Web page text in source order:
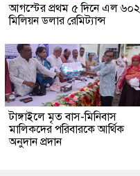
আগস্টের প্রথম ৫ দিনে এল ৬০২
মিলিয়ন ডলার রেমিট্যান্স
টাঙ্গাইলে মৃত বাস-মিনিবাস
মালিকদের পরিবারকে আর্থিক
অনুদান প্রদান